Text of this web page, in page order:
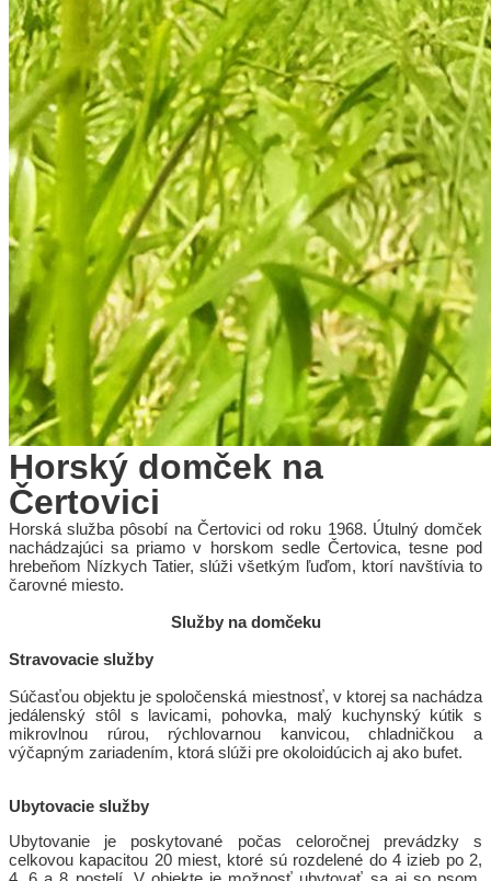
Horský domček na
Čertovici
Horská služba pôsobí na Čertovici od roku 1968. Útulný domček
nachádzajúci sa priamo v horskom sedle Čertovica, tesne pod
hrebeňom Nízkych Tatier, slúži všetkým ľuďom, ktorí navštívia to
čarovné miesto.
Služby na domčeku
Stravovacie služby
Súčasťou objektu je spoločenská miestnosť, v ktorej sa nachádza
jedálenský stôl s lavicami, pohovka, malý kuchynský kútik s
mikrovlnou rúrou, rýchlovarnou kanvicou, chladničkou a
výčapným zariadením, ktorá slúži pre okoloidúcich aj ako bufet.
Ubytovacie služby
Ubytovanie je poskytované počas celoročnej prevádzky s
celkovou kapacitou 20 miest, ktoré sú rozdelené do 4 izieb po 2,